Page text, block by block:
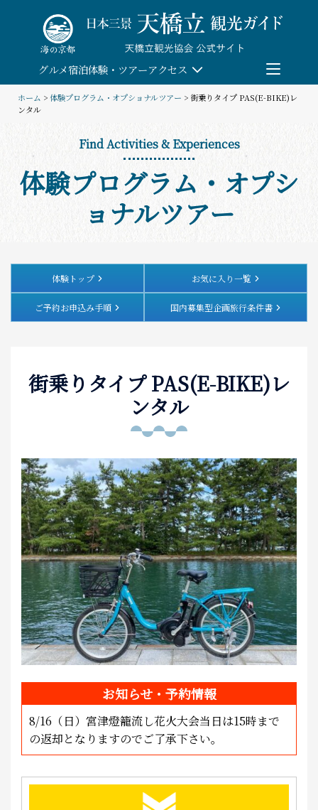
content
グルメ宿泊体験・ツアーアクセス
団体予約
教育/研修旅行
観る・遊ぶ
体験・ツアー
食べる
お土産
アクセス
ホーム >体験プログラム・オプショナルツアー > 街乗りタイプ PAS(E-BIKE)レ
ンタル
Find Activities & Experiences
体験プログラム・オプシ
ョナルツアー
体験トップ お気に入り一覧
ご予約お申込み手順 国内募集型企画旅行条件書
街乗りタイプ PAS(E-BIKE)レ
ンタル
お知らせ・予約情報
8/16（日）宮津燈籠流し花火大会当日は15時まで
の返却となりますのでご了承下さい。